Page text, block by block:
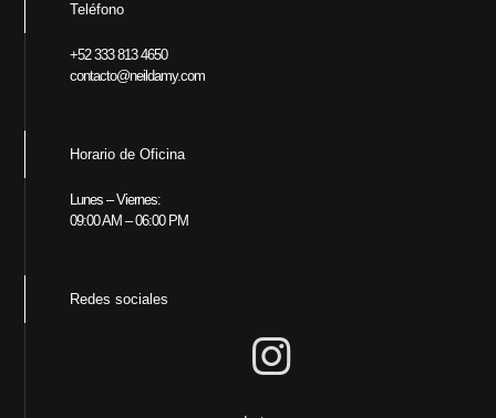
Teléfono
+52 333 813 4650
contacto@neildamy.com
Horario de Oficina
Lunes – Viernes:
09:00 AM – 06:00 PM
Redes sociales